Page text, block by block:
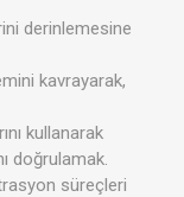
derinlemesine
kavrayarak,
kullanarak
doğrulamak.
süreçleri